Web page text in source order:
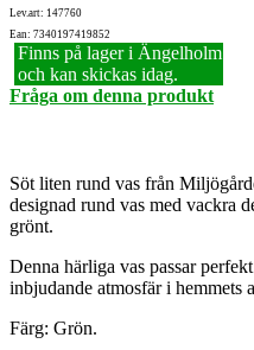
Lev.art: 147760
Ean: 7340197419852
Finns på lager i Ängelholm
och kan skickas idag.
Fråga om denna produkt
Söt liten rund vas från
designad rund vas med vackra
grönt.
Denna härliga vas passar
inbjudande atmosfär i hemmets
Färg: Grön.